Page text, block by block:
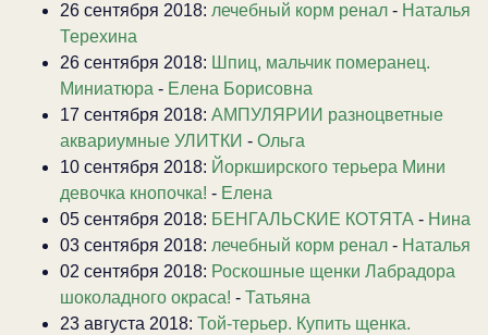
26 сентября 2018: лечебный корм ренал - Наталья
Терехина
26 сентября 2018: Шпиц, мальчик померанец.
Миниатюра - Елена Борисовна
17 сентября 2018: АМПУЛЯРИИ разноцветные
аквариумные УЛИТКИ - Ольга
10 сентября 2018: Йоркширского терьера Мини
девочка кнопочка! - Елена
05 сентября 2018: БЕНГАЛЬСКИЕ КОТЯТА - Нина
03 сентября 2018: лечебный корм ренал - Наталья
02 сентября 2018: Роскошные щенки Лабрадора
шоколадного окраса! - Татьяна
23 августа 2018: Той-терьер. Купить щенка.